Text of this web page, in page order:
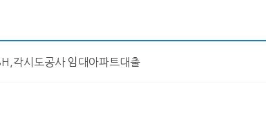
각시도공사 임대아파트대출